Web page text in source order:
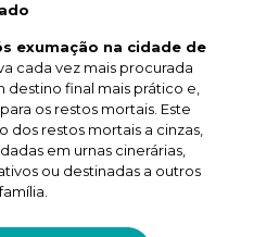
exumação na cidade de
cada vez mais procurada
destino final mais prático e,
os restos mortais. Este
restos mortais a cinzas,
em urnas cinerárias,
ou destinadas a outros